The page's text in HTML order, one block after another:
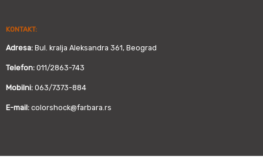
KONTAKT:
Adresa: Bul. kralja Aleksandra 361, Beograd
Telefon: 011/2863-743
Mobilni: 063/7373-884
E-mail: colorshock@farbara.rs